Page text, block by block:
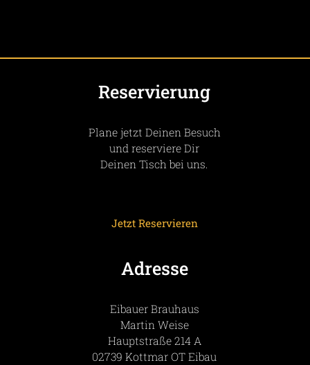
Reservierung
Plane jetzt Deinen Besuch
und reserviere Dir
Deinen Tisch bei uns.
Jetzt Reservieren
Adresse
Eibauer Brauhaus
MartinWeise
Hauptstraße 214 A
02739 Kottmar OT Eibau